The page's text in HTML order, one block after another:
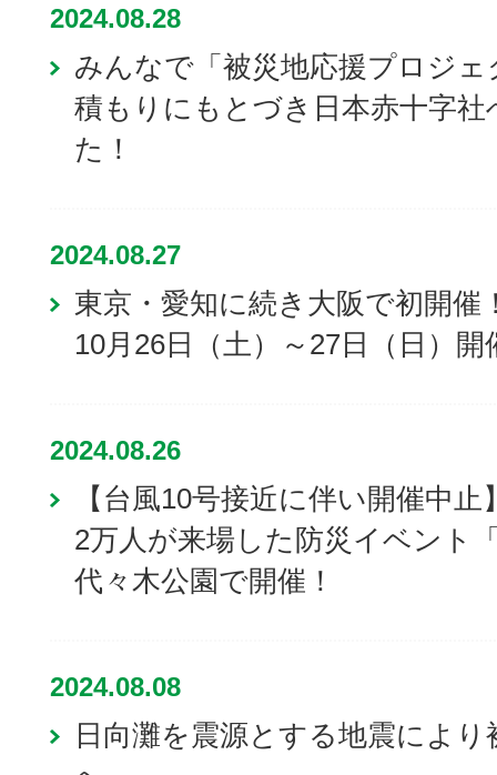
2024.08.28
みんなで「被災地応援プロジ
積もりにもとづき日本赤十字
た！
2024.08.27
東京・愛知に続き大阪で初開催
10月26日（土）～27日（日）開
2024.08.26
【台風10号接近に伴い開催中
2万人が来場した防災イベント
代々木公園で開催！
2024.08.08
日向灘を震源とする地震によ